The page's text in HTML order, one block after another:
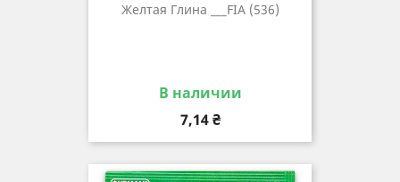
Желтая Глина ___FIA (536)
В наличии
Цена
7,14 ₴